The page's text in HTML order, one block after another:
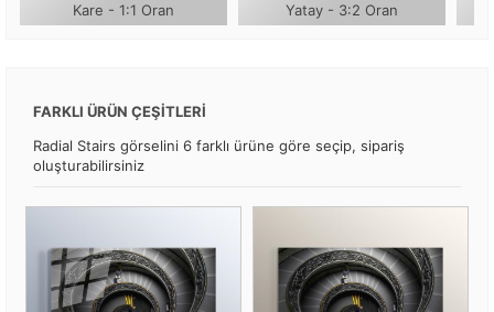
Kare - 1:1 Oran Yatay - 3:2 Oran
FARKLI ÜRÜN ÇEŞİTLERİ
Radial Stairs görselini 6 farklı ürüne göre seçip, sipariş
oluşturabilirsiniz